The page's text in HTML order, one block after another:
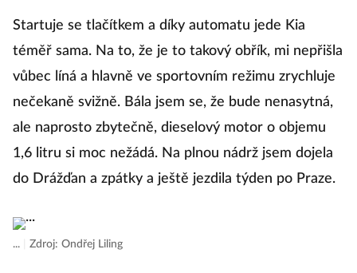
Startuje se tlačítkem a díky automatu jede Kia
téměř sama. Na to, že je to takový obřík, mi nepřišla
vůbec líná a hlavně ve sportovním režimu zrychluje
nečekaně svižně. Bála jsem se, že bude nenasytná,
ale naprosto zbytečně, dieselový motor o objemu
1,6 litru si moc nežádá. Na plnou nádrž jsem dojela
do Drážďan a zpátky a ještě jezdila týden po Praze.
... Zdroj: Ondřej Liling